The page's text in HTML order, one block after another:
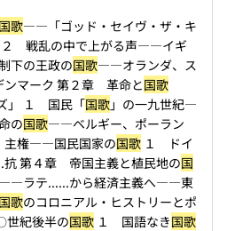
国歌――「ゴッド・セイヴ・ザ・キ
２ 戦乱の中で上がる声――イギ
下の王政の国歌――オランダ、ス
ンマーク 第２章 革命と国歌
」 １ 国民「国歌」の一九世紀―
の国歌――ベルギー、ポーラン
主権――国民国家の国歌 １ ドイ
抗 第４章 帝国主義と植民地の国
ラテ......から経済主義へ――東
国歌のコロニアル・ヒストリーとポ
紀後半の国歌 １ 国語なき国歌